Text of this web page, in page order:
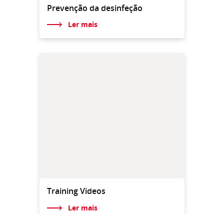
Prevenção da desinfeção
Ler mais
Training Videos
Ler mais